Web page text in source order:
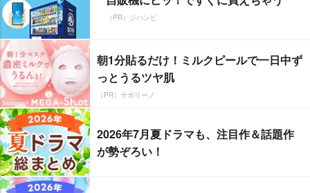
（PR）ジハンピ
朝1分貼るだけ！ミルクピールで一日中ず
っとうるツヤ肌
（PR）サボリーノ
2026年7月夏ドラマも、注目作＆話題作
が勢ぞろい！